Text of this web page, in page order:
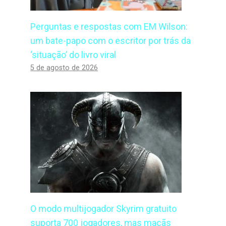
Perguntas e respostas com EM Wilson:
um bate-papo com o escritor por trás da
‘situação’ do livro viral
5 de agosto de 2026
O modo multijogador Skyrim gratuito
suporta 700 jogadores, mas maçãs